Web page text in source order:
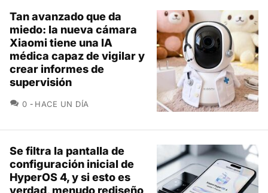
Tan avanzado que da
miedo: la nueva cámara
Xiaomi tiene una IA
médica capaz de vigilar y
crear informes de
supervisión
0 COMENTARIOS
HACE UN DÍA
Se filtra la pantalla de
configuración inicial de
HyperOS 4, y si esto es
verdad, menudo rediseño